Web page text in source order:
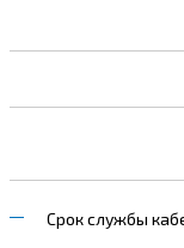
Срок службы